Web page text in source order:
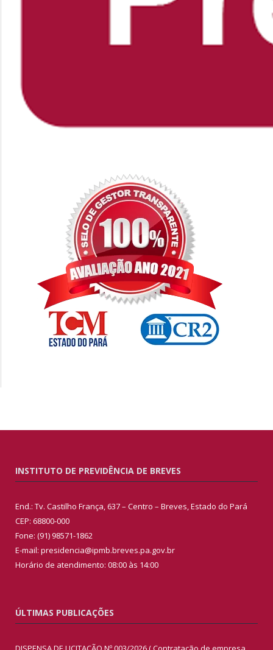
INSTITUTO DE PREVIDÊNCIA DE BREVES
End.: Tv. Castilho França, 637 – Centro – Breves, Estado do Pará
CEP: 68800-000
Fone: (91) 98571-1862
E-mail: presidencia@ipmb.breves.pa.gov.br
Horário de atendimento: 08:00 às 14:00
ÚLTIMAS PUBLICAÇÕES